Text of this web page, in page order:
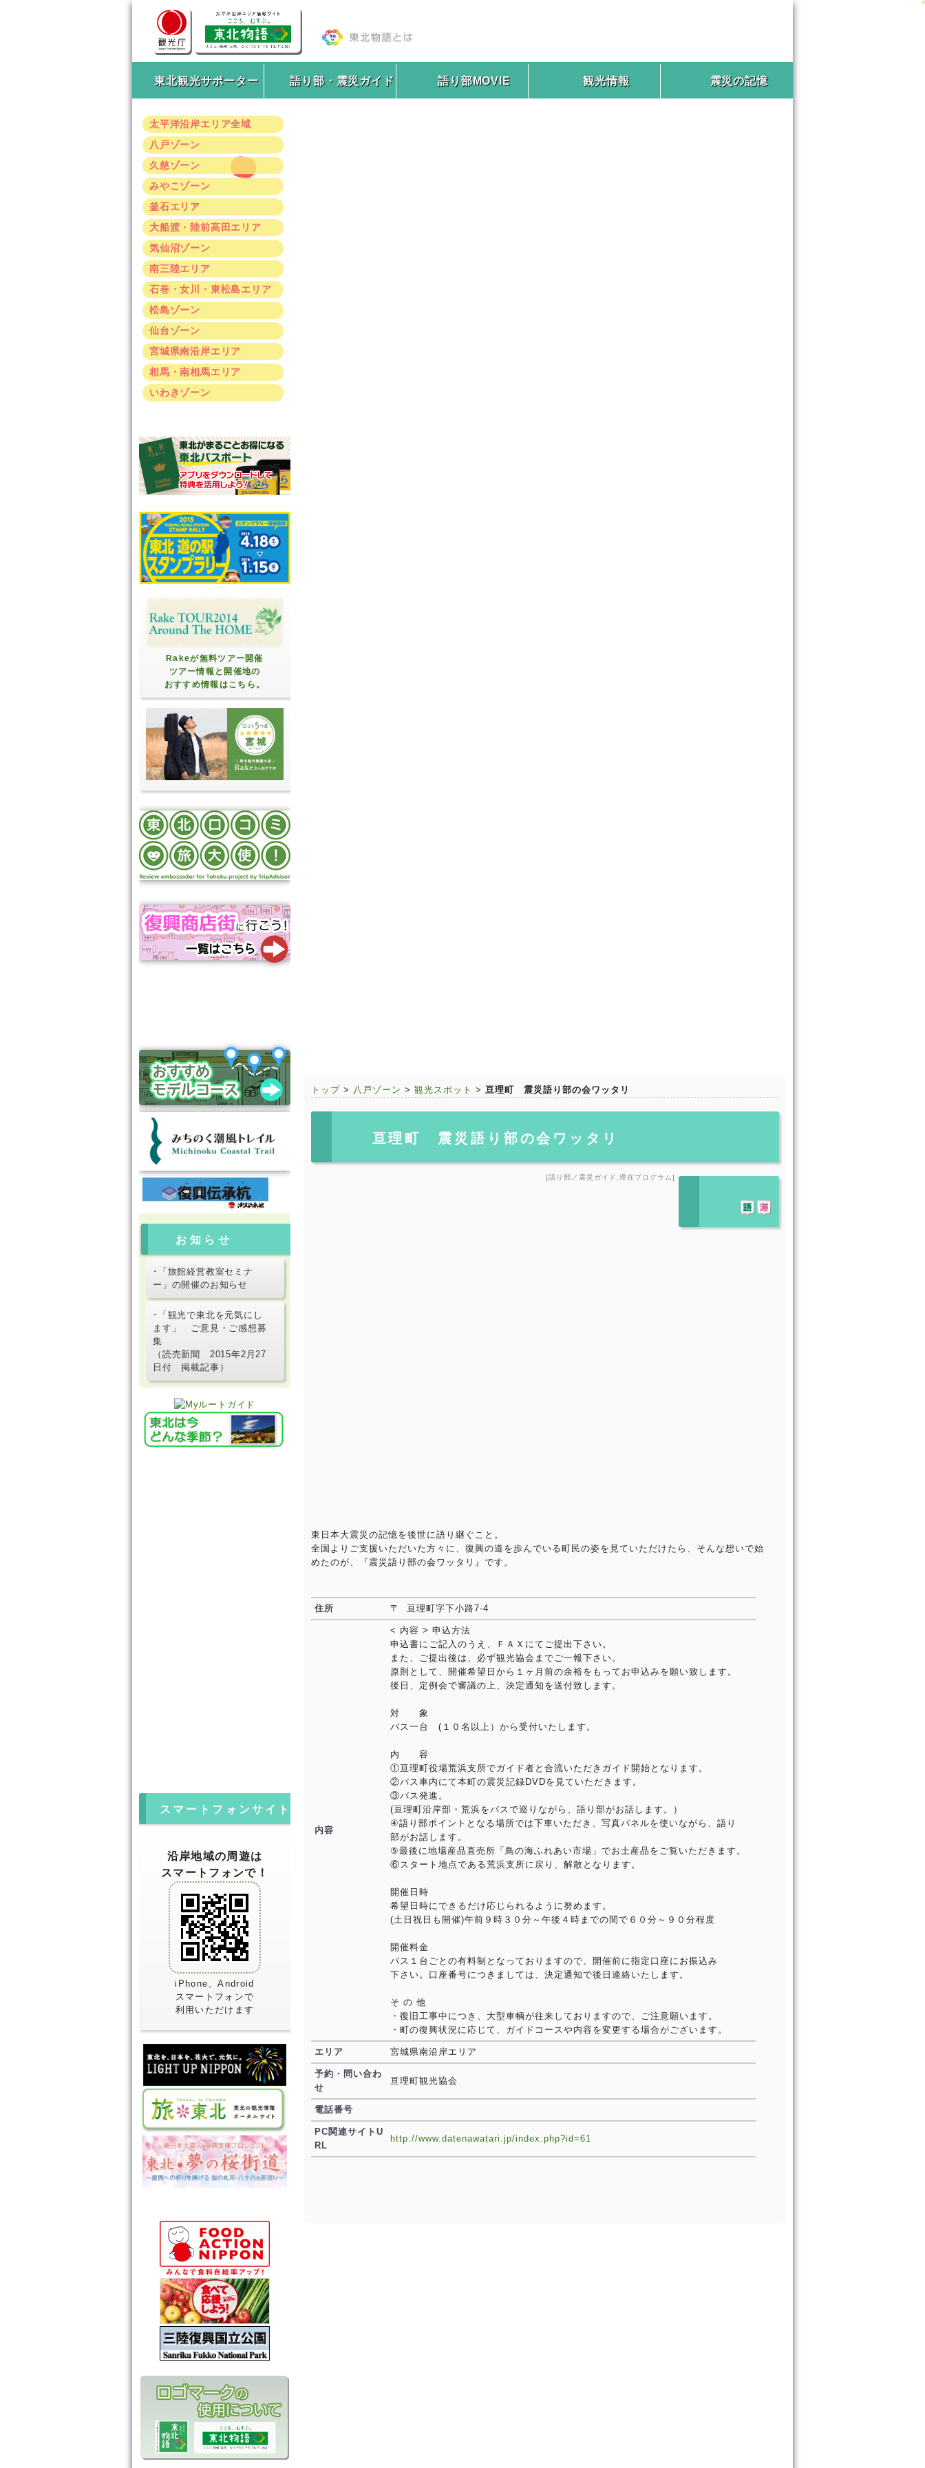
東北観光サポーター 語り部・震災ガイド 語り部MOVIE 観光情報 震災の記憶
太平洋沿岸エリア全域
八戸ゾーン
久慈ゾーン
みやこゾーン
釜石エリア
大船渡・陸前高田エリア
気仙沼ゾーン
南三陸エリア
石巻・女川・東松島エリア
松島ゾーン
仙台ゾーン
宮城県南沿岸エリア
相馬・南相馬エリア
いわきゾーン
Rakeが無料ツアー開催
ツアー情報と開催地の
おすすめ情報はこちら。
お知らせ
･「旅館経営教室セミナ
ー」の開催のお知らせ
･「観光で東北を元気にし
ます」 ご意見・ご感想募
集
（読売新聞 2015年2月27
日付 掲載記事）
スマートフォンサイト
沿岸地域の周遊は
スマートフォンで！
iPhone、Android
スマートフォンで
利用いただけます
トップ > 八戸ゾーン > 観光スポット > 亘理町 震災語り部の会ワッタリ
亘理町 震災語り部の会ワッタリ
[語り部／震災ガイド,滞在プログラム]
東日本大震災の記憶を後世に語り継ぐこと。
全国よりご支援いただいた方々に、復興の道を歩んでいる町民の姿を見ていただけたら、そんな想いで始
めたのが、『震災語り部の会ワッタリ』です。
住所 〒 亘理町字下小路7-4
内容
< 内容 > 申込方法
申込書にご記入のうえ、ＦＡＸにてご提出下さい。
また、ご提出後は、必ず観光協会までご一報下さい。
原則として、開催希望日から１ヶ月前の余裕をもってお申込みを願い致します。
後日、定例会で審議の上、決定通知を送付致します。
対 象
バス一台 (１０名以上）から受付いたします。
内 容
①亘理町役場荒浜支所でガイド者と合流いただきガイド開始となります。
②バス車内にて本町の震災記録DVDを見ていただきます。
③バス発進。
(亘理町沿岸部・荒浜をバスで巡りながら、語り部がお話します。）
④語り部ポイントとなる場所では下車いただき、写真パネルを使いながら、語り
部がお話します。
⑤最後に地場産品直売所「鳥の海ふれあい市場」でお土産品をご覧いただきます。
⑥スタート地点である荒浜支所に戻り、解散となります。
開催日時
希望日時にできるだけ応じられるように努めます。
(土日祝日も開催)午前９時３０分～午後４時までの間で６０分～９０分程度
開催料金
バス１台ごとの有料制となっておりますので、開催前に指定口座にお振込み
下さい。口座番号につきましては、決定通知で後日連絡いたします。
そ の 他
・復旧工事中につき、大型車輌が往来しておりますので、ご注意願います。
・町の復興状況に応じて、ガイドコースや内容を変更する場合がございます。
エリア 宮城県南沿岸エリア
予約・問い合わ
せ
亘理町観光協会
電話番号
PC関連サイトU
RL
http://www.datenawatari.jp/index.php?id=61